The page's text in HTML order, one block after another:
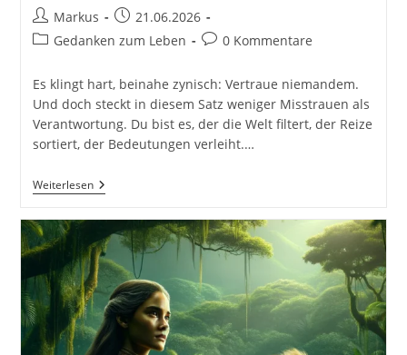
Beitrags-
Autor:
Markus
Beitrag
veröffentlicht:
21.06.2026
Beitrags-
Gedanken zum Leben
Beitrags-
0 Kommentare
Es klingt hart, beinahe zynisch: Vertraue niemandem.
Und doch steckt in diesem Satz weniger Misstrauen als
Verantwortung. Du bist es, der die Welt filtert, der Reize
sortiert, der Bedeutungen verleiht.…
WeiterlesenVertraue
Niemandem
Hinterfrage
Immer
Alles
Inkl.
10
Tiefgehende
Und
Praxisnahe
Tipps